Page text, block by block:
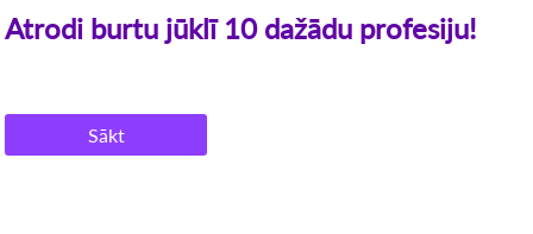
Atrodi burtu jūklī 10 dažādu profesiju!
Sākt